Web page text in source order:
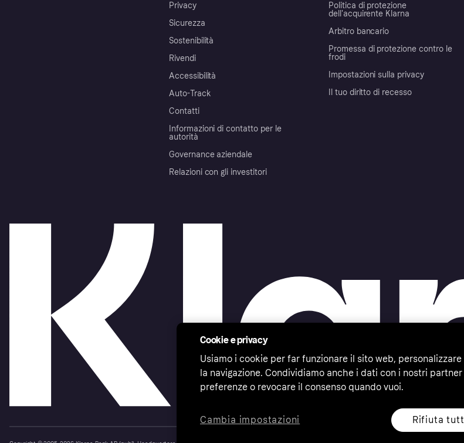
Privacy
Sicurezza
Sostenibilità
Rivendi
Accessibilità
Auto-Track
Contatti
Informazioni di contatto per le
autorità
Governance aziendale
Relazioni con gli investitori
Politica di protezione
dell'acquirente Klarna
Arbitro bancario
Promessa di protezione contro le
frodi
Impostazioni sulla privacy
Il tuo diritto di recesso
Cookie e privacy
Usiamo i cookie per far funzionare il sito web,
la navigazione. Condividiamo anche i dati con i nostri
preferenze o revocare il consenso quando vuoi.
Rifiuta
Cambia impostazioni